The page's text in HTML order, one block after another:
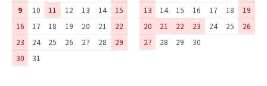
9
10 11 12 13 14
15
16
17 18 19 20 21
22
23
24 25 26 27 28
29
30
31
13
14 15 16 17 18
19
20
21 22 23 24 25
26
27
28 29 30